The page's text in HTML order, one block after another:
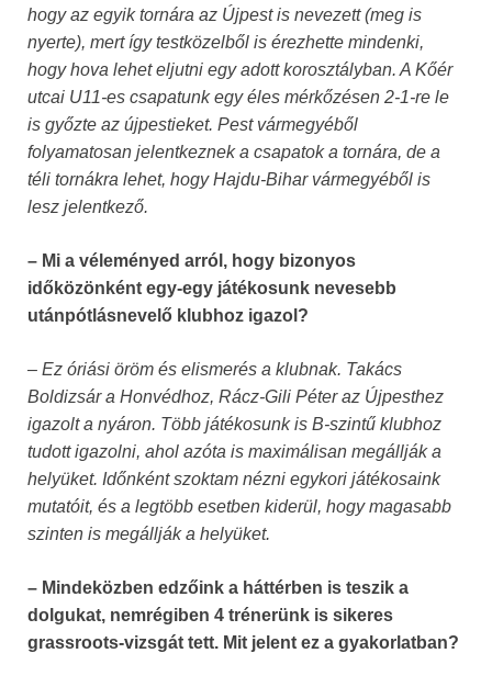
hogy az egyik tornára az Újpest is nevezett (meg is
nyerte), mert így testközelből is érezhette mindenki,
hogy hova lehet eljutni egy adott korosztályban. A Kőér
utcai U11-es csapatunk egy éles mérkőzésen 2-1-re le
is győzte az újpestieket. Pest vármegyéből
folyamatosan jelentkeznek a csapatok a tornára, de a
téli tornákra lehet, hogy Hajdu-Bihar vármegyéből is
lesz jelentkező.
– Mi a véleményed arról, hogy bizonyos
időközönként egy-egy játékosunk nevesebb
utánpótlásnevelő klubhoz igazol?
– Ez óriási öröm és elismerés a klubnak. Takács
Boldizsár a Honvédhoz, Rácz-Gili Péter az Újpesthez
igazolt a nyáron. Több játékosunk is B-szintű klubhoz
tudott igazolni, ahol azóta is maximálisan megállják a
helyüket. Időnként szoktam nézni egykori játékosaink
mutatóit, és a legtöbb esetben kiderül, hogy magasabb
szinten is megállják a helyüket.
– Mindeközben edzőink a háttérben is teszik a
dolgukat, nemrégiben 4 trénerünk is sikeres
grassroots-vizsgát tett. Mit jelent ez a gyakorlatban?